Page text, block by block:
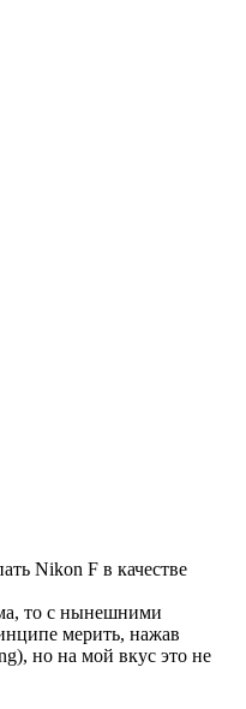
Nikon F в качестве
то с нынешними
мерить, нажав
но на мой вкус это не